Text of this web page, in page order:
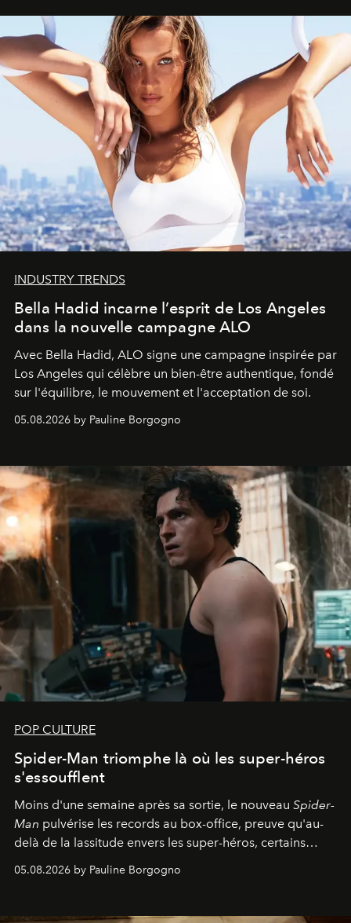
INDUSTRY TRENDS
Bella Hadid incarne l’esprit de Los Angeles
dans la nouvelle campagne ALO
Avec Bella Hadid, ALO signe une campagne inspirée par
Los Angeles qui célèbre un bien-être authentique, fondé
sur l'équilibre, le mouvement et l'acceptation de soi.
05.08.2026 by Pauline Borgogno
POP CULTURE
Spider-Man triomphe là où les super-héros
s'essoufflent
Moins d'une semaine après sa sortie, le nouveau Spider-
Man pulvérise les records au box-office, preuve qu'au-
delà de la lassitude envers les super-héros, certains
personnages continuent de susciter une ferveur intacte.
05.08.2026 by Pauline Borgogno